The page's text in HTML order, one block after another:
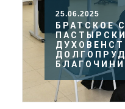
25.06.2025
БРАТСКОЕ